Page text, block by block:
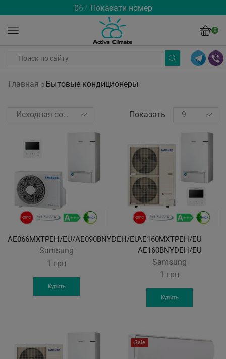
067 Показати номер
0
Главная Бытовые кондиционеры
Показать
AE066MXTPEH/EU/AE090BNYDEH/EU
Samsung
1 грн
Купить
AE160MXTPEH/EU
AE160BNYDEH/EU
Samsung
1 грн
Купить
Sale